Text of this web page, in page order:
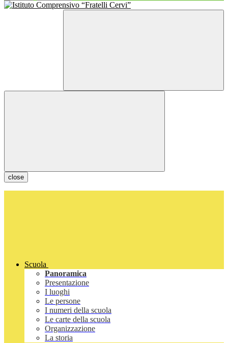
close
Scuola
Panoramica
Presentazione
I luoghi
Le persone
I numeri della scuola
Le carte della scuola
Organizzazione
La storia